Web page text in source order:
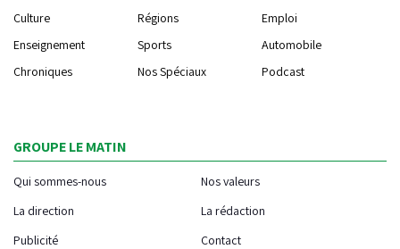
Culture
Régions
Emploi
Enseignement
Sports
Automobile
Chroniques
Nos Spéciaux Podcast
GROUPE LE MATIN
Qui sommes-nous
Nos valeurs
La direction
La rédaction
Publicité
Contact